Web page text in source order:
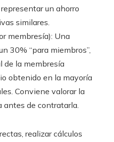
un ahorro
similares.
membresía): Una
30% “para miembros”,
de la membresía
obtenido en la mayoría
Conviene valorar la
antes de contratarla.
realizar cálculos